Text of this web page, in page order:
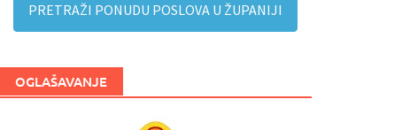
PRETRAŽI PONUDU POSLOVA U ŽUPANIJI
OGLAŠAVANJE